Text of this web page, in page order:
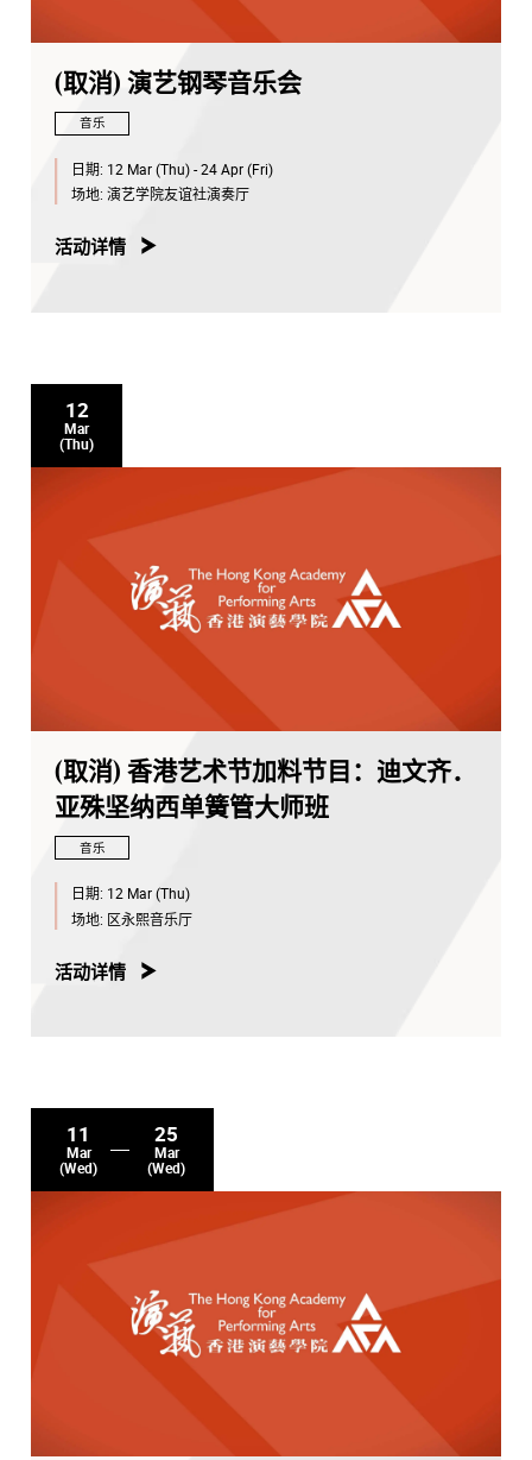
(取消) 演艺钢琴音乐会
音乐
日期: 12 Mar (Thu) - 24 Apr (Fri)
场地: 演艺学院友谊社演奏厅
活动详情
12
Mar
(Thu)
(取消) 香港艺术节加料节目：迪文齐．
亚殊坚纳西单簧管大师班
音乐
日期: 12 Mar (Thu)
场地: 区永熙音乐厅
活动详情
11
Mar
(Wed)
25
Mar
(Wed)